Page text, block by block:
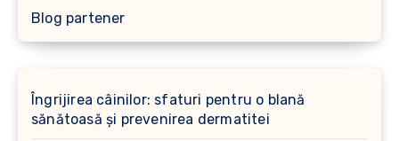
Blog partener
Îngrijirea câinilor: sfaturi pentru o blană
sănătoasă și prevenirea dermatitei